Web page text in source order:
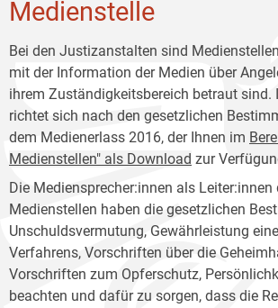
Medienstelle
Bei den Justizanstalten sind
mit der Information der Medien über
ihrem Zuständigkeitsbereich betraut sind.
richtet sich nach den gesetzlichen
dem Medienerlass 2016, der Ihnen im
Medienstellen" als Download zur
Die Mediensprecher:innen als Leiter:innen
Medienstellen haben die gesetzlichen
Unschuldsvermutung, Gewährleistung
Verfahrens, Vorschriften über die
Vorschriften zum Opferschutz,
beachten und dafür zu sorgen, dass die